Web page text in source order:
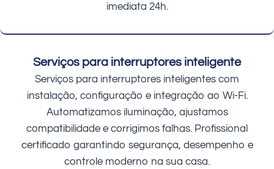
imediata 24h.
Serviços para interruptores inteligente
Serviços para interruptores inteligentes com
instalação, configuração e integração ao Wi-Fi.
Automatizamos iluminação, ajustamos
compatibilidade e corrigimos falhas. Profissional
certificado garantindo segurança, desempenho e
controle moderno na sua casa.